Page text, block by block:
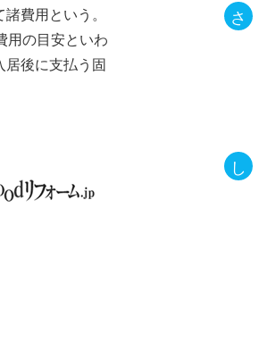
費用という。
用の目安といわ
後に支払う固
さ
し